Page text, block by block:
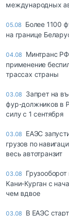
международных
05.08 Более 1100
на границе
04.08 Минтранс
применение
трассах страны
03.08 Запрет на
фур-должников в
силу с 1 сентября
03.08 ЕАЭС
грузов по
весь автотранзит
03.08
Кани-Курган с
чем вдвое
03.08 В ЕАЭС